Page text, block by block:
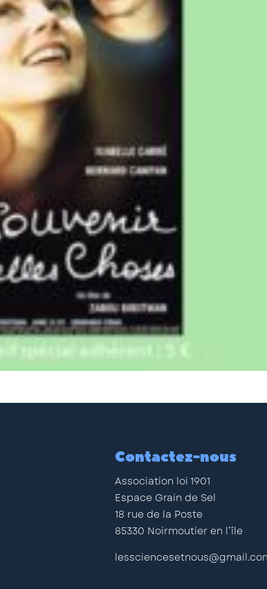
Contactez-nous
Association loi 1901
Espace Grain de Sel
18 rue de la Poste
85330 Noirmoutier en l’île